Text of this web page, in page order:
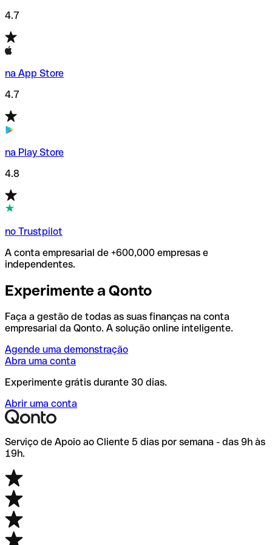
4.7
na App Store
4.7
na Play Store
4.8
no Trustpilot
A conta empresarial de +600,000 empresas e
independentes.
Experimente a Qonto
Faça a gestão de todas as suas finanças na conta
empresarial da Qonto. A solução online inteligente.
Agende uma demonstração
Abra uma conta
Experimente grátis durante 30 dias.
Abrir uma conta
Serviço de Apoio ao Cliente 5 dias por semana - das 9h às
19h.